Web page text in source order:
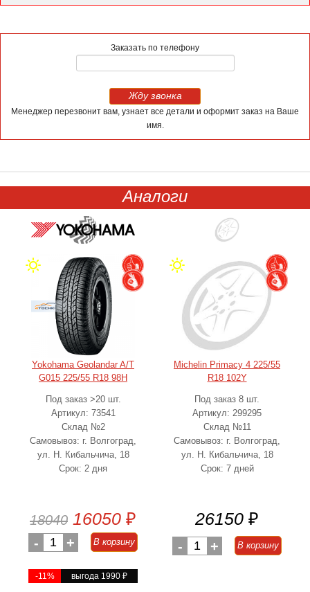
Заказать по телефону
Жду звонка
Менеджер перезвонит вам, узнает все детали и оформит заказ на Ваше
имя.
Аналоги
Yokohama Geolandar A/T
G015 225/55 R18 98H
Под заказ >20 шт.
Артикул: 73541
Склад №2
Самовывоз: г. Волгоград,
ул. Н. Кибальчича, 18
Срок: 2 дня
18040 16050 ₽
- 1 + В корзину
-11% выгода 1990₽
Michelin Primacy 4 225/55
R18 102Y
Под заказ 8 шт.
Артикул: 299295
Склад №11
Самовывоз: г. Волгоград,
ул. Н. Кибальчича, 18
Срок: 7 дней
26150 ₽
- 1 + В корзину